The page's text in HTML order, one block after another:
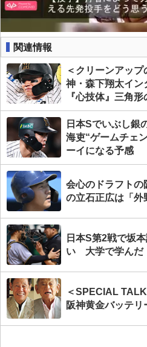
関連情報
＜クリーンアッ
神・森下翔太イ
『心技体』三角
に行くように最善
んでいる」
日本Sでいぶし銀
海吏“ゲームチェ
ーイになる予感
会心のドラフト
の立石正広は「外
日本S第2戦で坂
い 大学で学んだ
＜SPECIAL
阪神黄金バッテリ